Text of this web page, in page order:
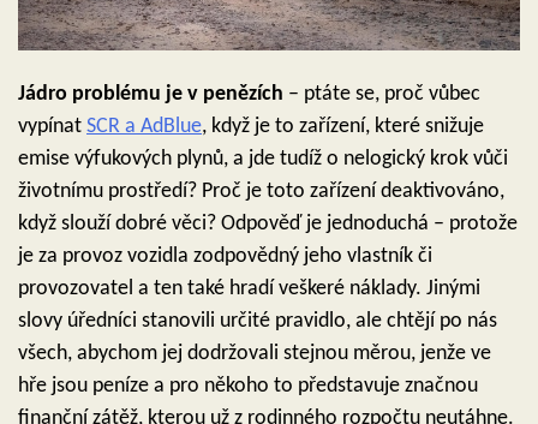
Jádro problému je v penězích – ptáte se, proč vůbec
vypínat SCR a AdBlue, když je to zařízení, které snižuje
emise výfukových plynů, a jde tudíž o nelogický krok vůči
životnímu prostředí? Proč je toto zařízení deaktivováno,
když slouží dobré věci? Odpověď je jednoduchá – protože
je za provoz vozidla zodpovědný jeho vlastník či
provozovatel a ten také hradí veškeré náklady. Jinými
slovy úředníci stanovili určité pravidlo, ale chtějí po nás
všech, abychom jej dodržovali stejnou měrou, jenže ve
hře jsou peníze a pro někoho to představuje značnou
finanční zátěž, kterou už z rodinného rozpočtu neutáhne.